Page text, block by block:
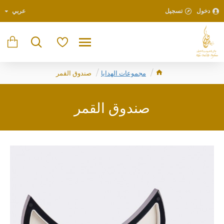
دخول تسجيل عربي
مجموعات الهدايا صندوق القمر
صندوق القمر